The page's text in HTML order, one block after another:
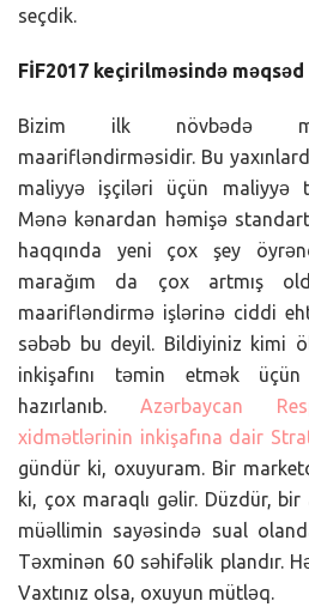
seçdik.
FİF2017 keçirilməsində məqsəd
Bizim ilk növbədə
maarifləndirməsidir. Bu
maliyyə işçiləri üçün maliyyə
Mənə kənardan həmişə standart
haqqında yeni çox şey
marağım da çox artmış
maarifləndirmə işlərinə ciddi
səbəb bu deyil. Bildiyiniz kimi
inkişafını təmin etmək
hazırlanıb. Azərbaycan
xidmətlərinin inkişafına dair
gündür ki, oxuyuram. Bir
ki, çox maraqlı gəlir. Düzdür, bir
müəllimin sayəsində sual
Təxminən 60 səhifəlik plandır.
Vaxtınız olsa, oxuyun mütləq.